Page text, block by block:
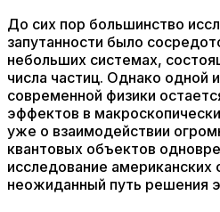
До сих пор большинство
запутанности было
небольших системах,
числа частиц. Однако одной
современной физики
эффектов в
уже о взаимодействии
квантовых объектов
исследование американских
неожиданный путь решения